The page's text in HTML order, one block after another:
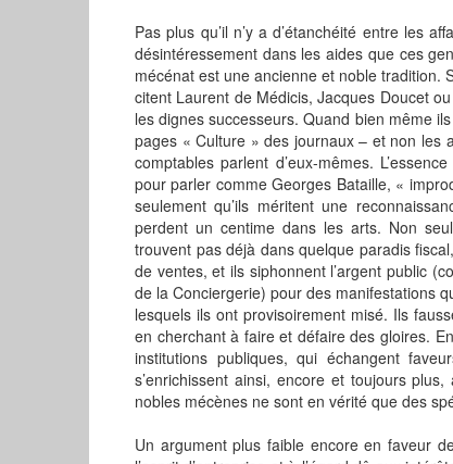
Pas plus qu’il n’y a d’étanchéité entre les
désintéressement dans les aides que ces
mécénat est une ancienne et noble tradition.
citent Laurent de Médicis, Jacques Doucet
les dignes successeurs. Quand bien même
pages « Culture » des journaux – et non les
comptables parlent d’eux-mêmes.
pour parler comme Georges Bataille, «
seulement qu’ils méritent une
perdent un centime dans les arts. Non
trouvent pas déjà dans quelque paradis
de ventes, et ils siphonnent l’argent public
de la Conciergerie) pour des manifestations
lesquels ils ont provisoirement misé. Ils
en cherchant à faire et défaire des gloires.
institutions publiques, qui échangent
s’enrichissent ainsi, encore et toujours
nobles mécènes ne sont en vérité que des
Un argument plus faible encore en faveur